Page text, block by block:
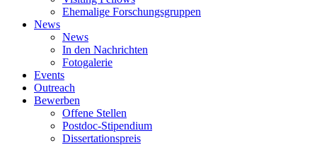
Ehemalige Forschungsgruppen
News
News
In den Nachrichten
Fotogalerie
Events
Outreach
Bewerben
Offene Stellen
Postdoc-Stipendium
Dissertationspreis